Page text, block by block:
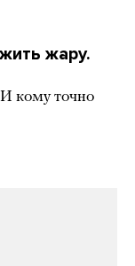
жару.
кому точно